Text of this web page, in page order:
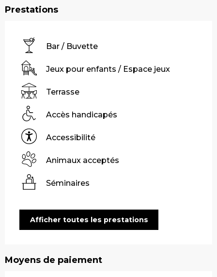
Prestations
Bar / Buvette
Jeux pour enfants / Espace jeux
Terrasse
Accès handicapés
Accessibilité
Animaux acceptés
Séminaires
Afficher toutes les prestations
Moyens de paiement